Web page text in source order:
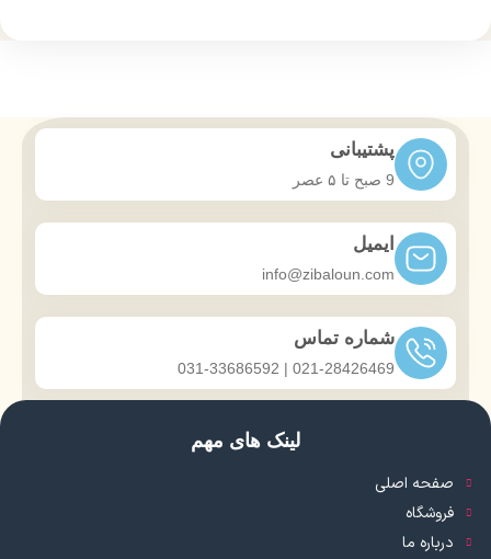
پشتیبانی
9 صبح تا ۵ عصر
ایمیل
info@zibaloun.com
شماره تماس
021-28426469 | 031-33686592
لینک های مهم
صفحه اصلی
فروشگاه
درباره ما